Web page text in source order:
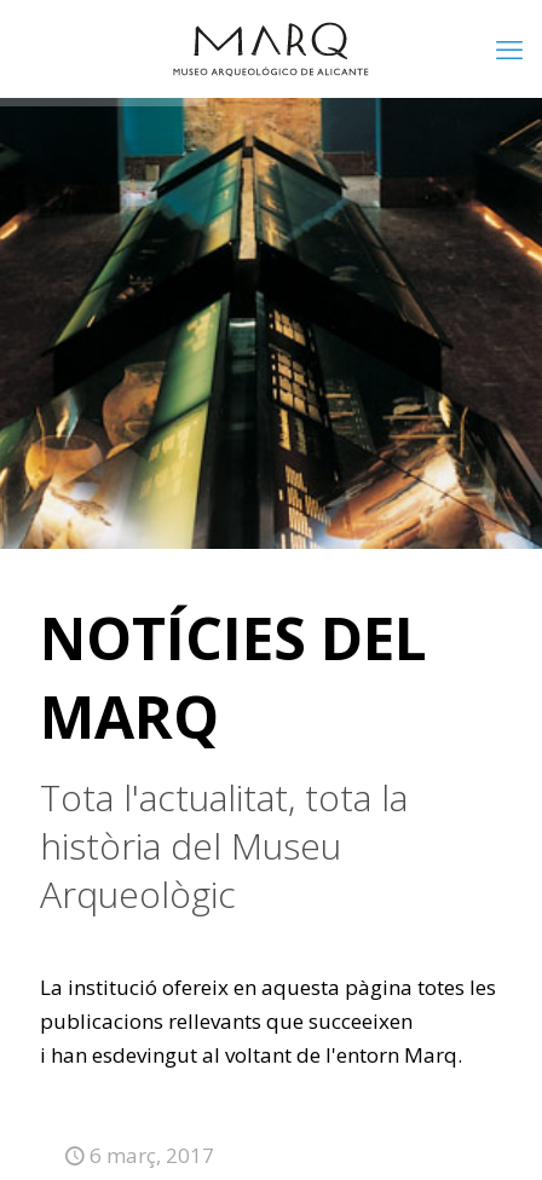
NOTÍCIES DEL
MARQ
Tota l'actualitat, tota la
història del Museu
Arqueològic
La institució ofereix en aquesta pàgina totes les
publicacions rellevants que succeeixen
i han esdevingut al voltant de l'entorn Marq.
6 març, 2017